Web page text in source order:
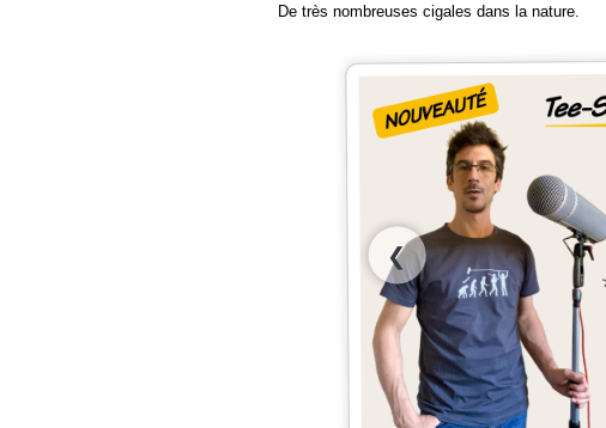
De très nombreuses cigales dans la nature.
❮